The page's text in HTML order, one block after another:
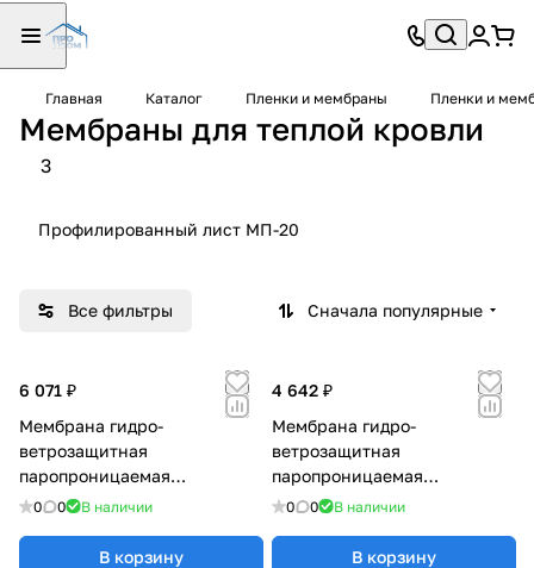
Главная Каталог Пленки и мембраны Пленки и
Мембраны для теплой кровли
3
Профилированный лист МП-20
Все фильтры Сначала популярные
6 071 ₽
Мембрана гидро-
ветрозащитная
паропроницаемая
АТМОСФЕРА M 130
0 0 В наличии
В корзину
4 642 ₽
Мембрана гидро-
ветрозащитная
паропроницаемая
АТМОСФЕРА M 90
0 0 В наличии
В корзину